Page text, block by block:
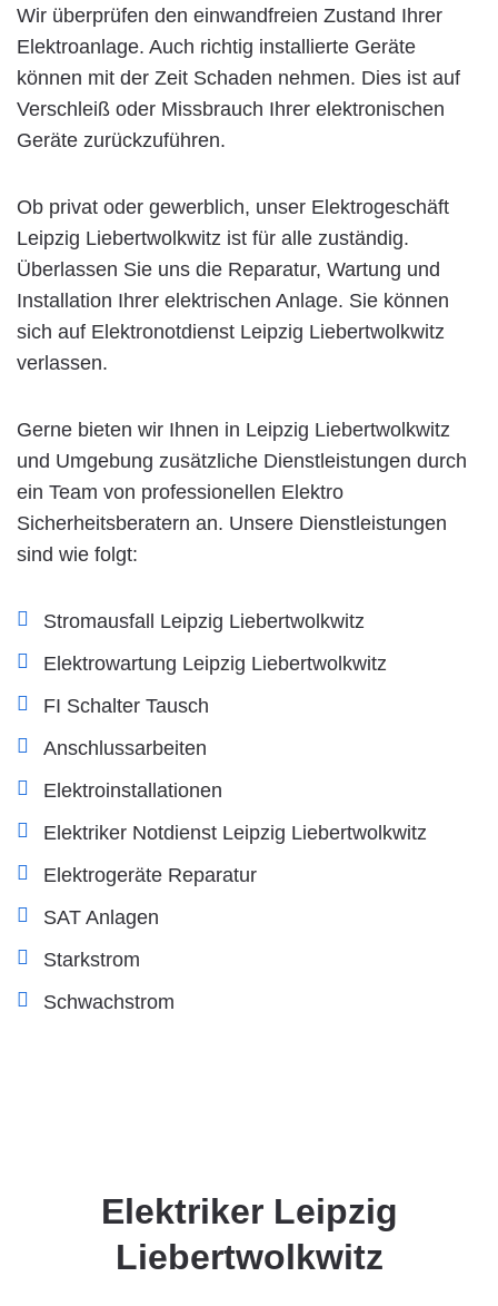
Wir überprüfen den einwandfreien Zustand Ihrer
Elektroanlage. Auch richtig installierte Geräte
können mit der Zeit Schaden nehmen. Dies ist auf
Verschleiß oder Missbrauch Ihrer elektronischen
Geräte zurückzuführen.
Ob privat oder gewerblich, unser Elektrogeschäft
Leipzig Liebertwolkwitz ist für alle zuständig.
Überlassen Sie uns die Reparatur, Wartung und
Installation Ihrer elektrischen Anlage. Sie können
sich auf Elektronotdienst Leipzig Liebertwolkwitz
verlassen.
Gerne bieten wir Ihnen in Leipzig Liebertwolkwitz
und Umgebung zusätzliche Dienstleistungen durch
ein Team von professionellen Elektro
Sicherheitsberatern an. Unsere Dienstleistungen
sind wie folgt:
Stromausfall Leipzig Liebertwolkwitz
Elektrowartung Leipzig Liebertwolkwitz
FI Schalter Tausch
Anschlussarbeiten
Elektroinstallationen
Elektriker Notdienst Leipzig Liebertwolkwitz
Elektrogeräte Reparatur
SAT Anlagen
Starkstrom
Schwachstrom
Elektriker Leipzig
Liebertwolkwitz